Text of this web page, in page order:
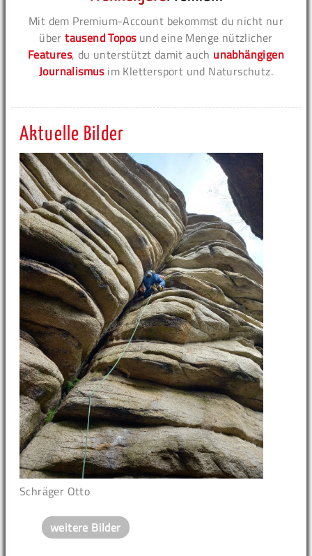
Mit dem Premium-Account bekommst du nicht nur
übertausend Toposund eine Menge nützlicher
Features, du unterstützt damit auch unabhängigen
Journalismusim Klettersport und Naturschutz.
Aktuelle Bilder
Schräger Otto
weitere Bilder